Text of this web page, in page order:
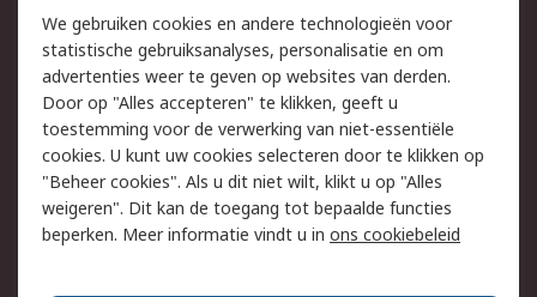
Track & Trace
Wettelijk
Cookiebeleid
Email veiligheid
Privacybeleid
Websitevoorwaarden
Algemene
verkoopvoorwaarden
We gebruiken cookies en andere technologieën voor
statistische gebruiksanalyses, personalisatie en om
advertenties weer te geven op websites van derden.
Door op "Alles accepteren" te klikken, geeft u
toestemming voor de verwerking van niet-essentiële
cookies. U kunt uw cookies selecteren door te klikken op
"Beheer cookies". Als u dit niet wilt, klikt u op "Alles
weigeren". Dit kan de toegang tot bepaalde functies
beperken. Meer informatie vindt u in ons cookiebeleid